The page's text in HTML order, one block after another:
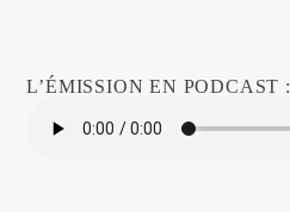
L’ÉMISSION EN PODCAST :